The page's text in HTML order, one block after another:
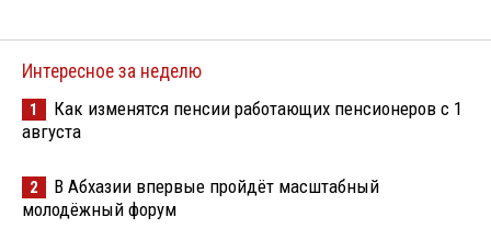
Интересное за неделю
1
Как изменятся пенсии работающих пенсионеров с 1
августа
2
В Абхазии впервые пройдёт масштабный
молодёжный форум